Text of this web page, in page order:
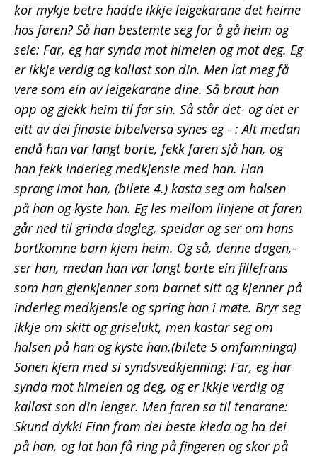
kor mykje betre hadde ikkje leigekarane det heime
hos faren? Så han bestemte seg for å gå heim og
seie: Far, eg har synda mot himelen og mot deg. Eg
er ikkje verdig og kallast son din. Men lat meg få
vere som ein av leigekarane dine. Så braut han
opp og gjekk heim til far sin. Så står det- og det er
eitt av dei finaste bibelversa synes eg - : Alt medan
endå han var langt borte, fekk faren sjå han, og
han fekk inderleg medkjensle med han. Han
sprang imot han, (bilete 4.) kasta seg om halsen
på han og kyste han. Eg les mellom linjene at faren
går ned til grinda dagleg, speidar og ser om hans
bortkomne barn kjem heim. Og så, denne dagen,-
ser han, medan han var langt borte ein fillefrans
som han gjenkjenner som barnet sitt og kjenner på
inderleg medkjensle og spring han i møte. Bryr seg
ikkje om skitt og griselukt, men kastar seg om
halsen på han og kyste han.(bilete 5 omfamninga)
Sonen kjem med si syndsvedkjenning: Far, eg har
synda mot himelen og deg, og er ikkje verdig og
kallast son din lenger. Men faren sa til tenarane:
Skund dykk! Finn fram dei beste kleda og ha dei
på han, og lat han få ring på fingeren og skor på